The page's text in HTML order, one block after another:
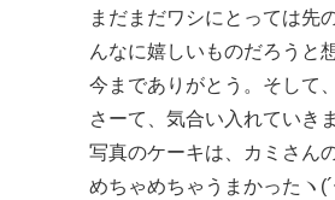
まだまだワシにとっては先
んなに嬉しいものだろうと
今までありがとう。そして
さーて、気合い入れていき
写真のケーキは、カミさん
めちゃめちゃうまかったヽ(´